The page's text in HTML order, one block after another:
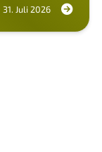
31. Juli 2026